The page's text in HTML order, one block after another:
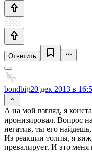
Ответить
bondbig20 дек 2013 в
А на мой взгляд, я
иронизировал. Вопрос
негатив, ты его
Из реакции толпы, я
превалирует. И это меня